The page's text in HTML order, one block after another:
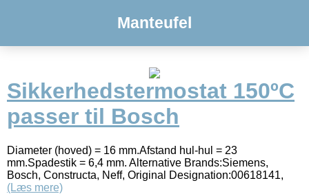
Manteufel
Sikkerhedstermostat 150ºC
passer til Bosch
Diameter (hoved) = 16 mm.Afstand hul-hul = 23
mm.Spadestik = 6,4 mm. Alternative Brands:Siemens,
Bosch, Constructa, Neff, Original Designation:00618141,
(Læs mere)